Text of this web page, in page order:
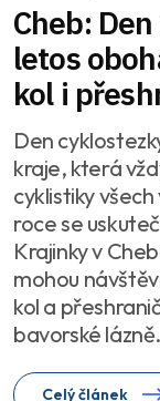
Cheb:
letos
kol i
Den
kraje, která
cyklistiky
roce se
Krajinky v
mohou
kol a
bavorské lázně.
Celý článek